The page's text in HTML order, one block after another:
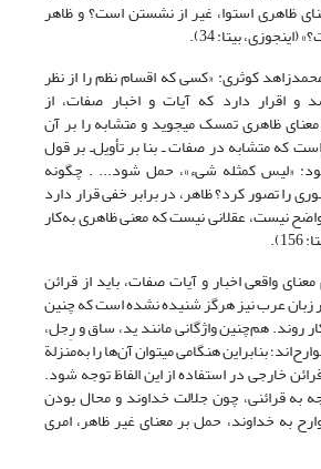
ظاهری استوا، غیر از نشستن است؟ و ظاهر
بی‏تا: 34).
کوثری: «کسی که اقسام نظم را از نظر
اقرار دارد که آیات و اخبار صفات، از
معنای ظاهری تمسک می‏جوید و متشابه را بر آن
که متشابه در صفات ـ بنا بر تأویل‌ـ بر قول
«لیس کمثله شیء»، حمل شود... . چگونه
را تصور کرد؟ ظاهر، در برابر خفی قرار دارد
نیست، عقلانی نیست که معنی ‌ظاهری به‌کار
واقعی اخبار و آیات صفات، باید از قرائن
زبان عرب نیز هرگز شنیده نشده است که چنین
روند. هم‌چنین واژگانی مانند ید، ساق و رِجل،
بنابراین هنگامی می‏توان آن‌ها را به‌منزلة
خارجی در استفاده از این الفاظ توجه شود.
به قرائنی، چون جلالت خداوند و محال بودن
به خداوند، حمل بر معنای غیر ظاهر، امری